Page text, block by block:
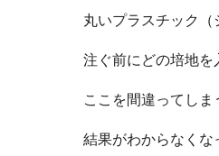
丸いプラスチック
注ぐ前にどの培地
ここを間違ってし
結果がわからなく